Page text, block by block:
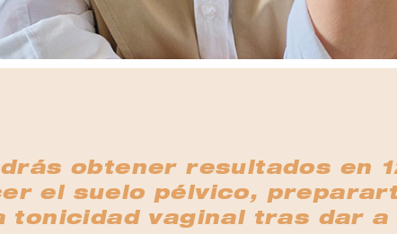
obtener resultados en
el suelo pélvico,
tonicidad vaginal tras dar a